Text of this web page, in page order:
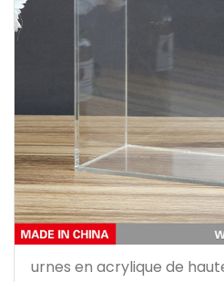
urnes en acrylique de